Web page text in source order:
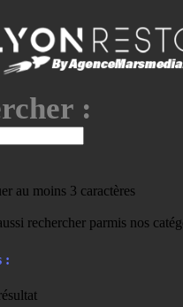
:
au moins 3 caractères
rechercher parmis nos
: